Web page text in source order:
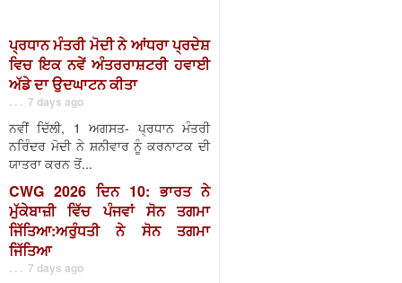
ਪ੍ਰਧਾਨ ਮੰਤਰੀ ਮੋਦੀ ਨੇ ਆਂਧਰਾ ਪ੍ਰਦੇਸ਼
ਵਿਚ ਇਕ ਨਵੇਂ ਅੰਤਰਰਾਸ਼ਟਰੀ ਹਵਾਈ
ਅੱਡੇ ਦਾ ਉਦਘਾਟਨ ਕੀਤਾ
. . . 7 days ago
ਨਵੀਂ ਦਿੱਲੀ, 1 ਅਗਸਤ- ਪ੍ਰਧਾਨ ਮੰਤਰੀ
ਨਰਿੰਦਰ ਮੋਦੀ ਨੇ ਸ਼ਨੀਵਾਰ ਨੂੰ ਕਰਨਾਟਕ ਦੀ
ਯਾਤਰਾ ਕਰਨ ਤੋਂ...
CWG 2026 ਦਿਨ 10: ਭਾਰਤ ਨੇ
ਮੁੱਕੇਬਾਜ਼ੀ ਵਿੱਚ ਪੰਜਵਾਂ ਸੋਨ ਤਗਮਾ
ਜਿੱਤਿਆ:ਅਰੁੰਧਤੀ ਨੇ ਸੋਨ ਤਗਮਾ
ਜਿੱਤਿਆ
. . . 7 days ago